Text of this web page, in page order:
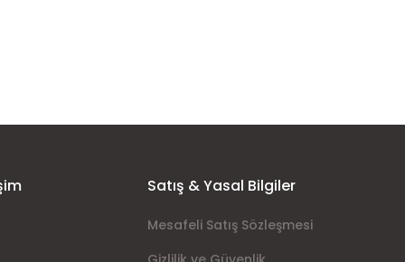
Satış & Yasal Bilgiler
Mesafeli Satış Sözleşmesi